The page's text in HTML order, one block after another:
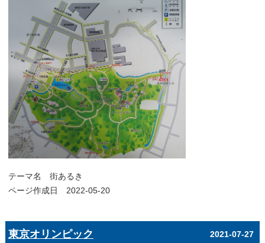
テーマ名 街あるき
ページ作成日 2022-05-20
東京オリンピック 2021-07-27